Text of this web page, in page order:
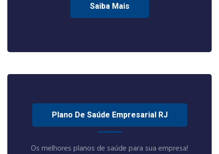
Saiba Mais
Plano De Saúde Empresarial RJ
Os melhores planos de saúde para sua empresa!